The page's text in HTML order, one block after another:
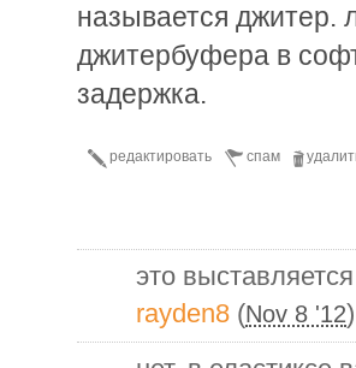
называется джитер.
джитербуфера в
задержка.
спам
редактировать
это
rayden8 (Nov 8 '12)